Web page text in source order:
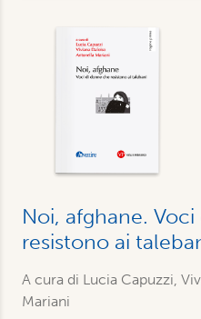
Noi, afghane.
resistono ai
A cura di Lucia Capuzzi,
Mariani